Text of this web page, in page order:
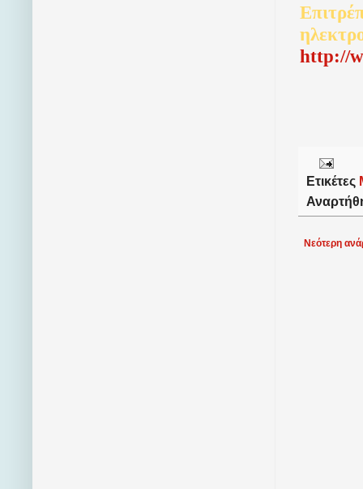
http://
Ετικέτες
Νεότερη